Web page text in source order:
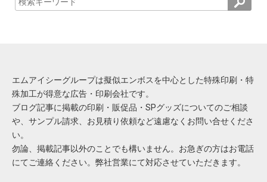
エムアイシーグループは擬似エンボスを中心とした特殊印刷・特
殊加工が得意な広告・印刷会社です。
ブログ記事に掲載の印刷・販促品・SPグッズについてのご相談
や、サンプル請求、お見積り依頼など遠慮なくお問い合せくださ
い。
勿論、掲載記事以外のことでも構いません。お急ぎの方はお電話
にてご連絡ください。弊社営業にて対応させていただきます。